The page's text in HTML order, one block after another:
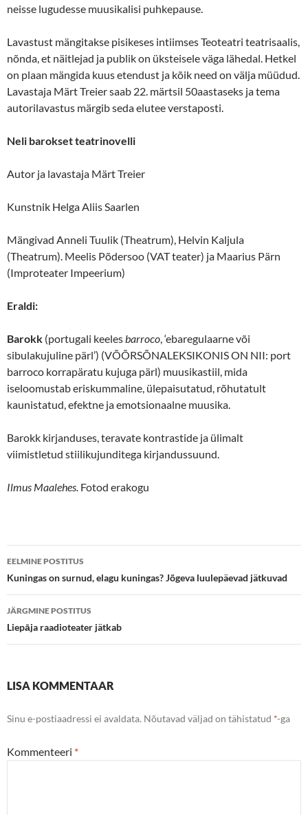
neisse lugudesse muusikalisi puhkepause.
Lavastust mängitakse pisikeses intiimses Teoteatri teatrisaalis,
nõnda, et näitlejad ja publik on üksteisele väga lähedal. Hetkel
on plaan mängida kuus etendust ja kõik need on välja müüdud.
Lavastaja Märt Treier saab 22. märtsil 50aastaseks ja tema
autorilavastus märgib seda elutee verstaposti.
Neli barokset teatrinovelli
Autor ja lavastaja Märt Treier
Kunstnik Helga Aliis Saarlen
Mängivad Anneli Tuulik (Theatrum), Helvin Kaljula
(Theatrum). Meelis Põdersoo (VAT teater) ja Maarius Pärn
(Improteater Impeerium)
Eraldi:
Barokk (portugali keelesbarroco, ‘ebaregulaarne või
sibulakujuline pärl’) (VÕÕRSÕNALEKSIKONIS ON NII: port
barroco korrapäratu kujuga pärl) muusikastiil, mida
iseloomustab eriskummaline, ülepaisutatud, rõhutatult
kaunistatud, efektne ja emotsionaalne muusika.
Barokk kirjanduses, teravate kontrastide ja ülimalt
viimistletud stiilikujunditega kirjandussuund.
Ilmus Maalehes. Fotod erakogu
Postituste
töölaud
EELMINE POSTITUS
Kuningas on surnud, elagu kuningas? Jõgeva luulepäevad jätkuvad
JÄRGMINE POSTITUS
Liepāja raadioteater jätkab
LISA KOMMENTAAR
Sinu e-postiaadressi ei avaldata. Nõutavad väljad on tähistatud *-ga
Kommenteeri *